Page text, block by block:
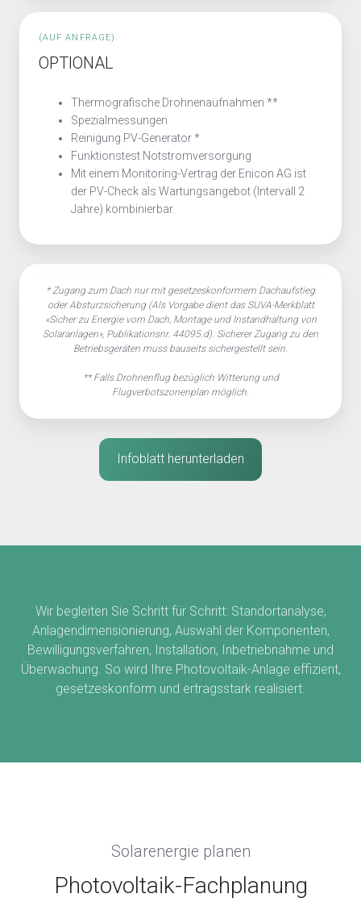
(AUF ANFRAGE)
OPTIONAL
Thermografische Drohnenaufnahmen **
Spezialmessungen
Reinigung PV-Generator *
Funktionstest Notstromversorgung
Mit einem Monitoring-Vertrag der Enicon AG ist
der PV-Check als Wartungsangebot (Intervall 2
Jahre) kombinierbar.
* Zugang zum Dach nur mit gesetzeskonformem Dachaufstieg
oder Absturzsicherung (Als Vorgabe dient das SUVA-Merkblatt
«Sicher zu Energie vom Dach, Montage und Instandhaltung von
Solaranlagen», Publikationsnr. 44095.d). Sicherer Zugang zu den
Betriebsgeräten muss bauseits sichergestellt sein.
** Falls Drohnenflug bezüglich Witterung und
Flugverbotszonenplan möglich.
Infoblatt herunterladen
Wir begleiten Sie Schritt für Schritt: Standortanalyse,
Anlagendimensionierung, Auswahl der Komponenten,
Bewilligungsverfahren, Installation, Inbetriebnahme und
Überwachung. So wird Ihre Photovoltaik-Anlage effizient,
gesetzeskonform und ertragsstark realisiert.
Solarenergie planen
Photovoltaik-Fachplanung